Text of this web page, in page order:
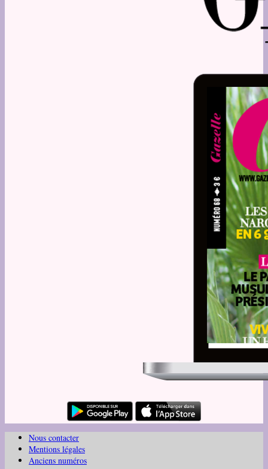
Nous contacter
Mentions légales
Anciens numéros